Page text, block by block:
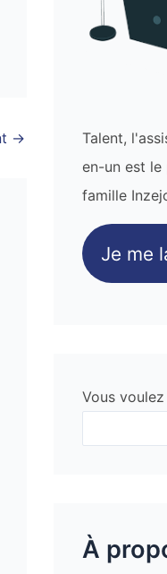
→
Talent,
en-un est le
famille
Je me
Vous
À